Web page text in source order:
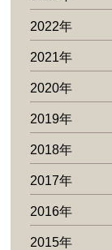
2022年
2021年
2020年
2019年
2018年
2017年
2016年
2015年